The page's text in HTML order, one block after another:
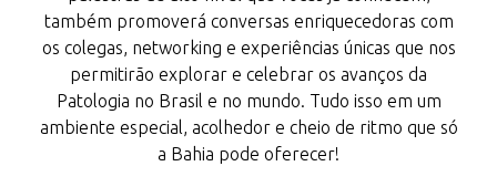
também promoverá conversas enriquecedoras com
os colegas, networking e experiências únicas que nos
permitirão explorar e celebrar os avanços da
Patologia no Brasil e no mundo. Tudo isso em um
ambiente especial, acolhedor e cheio de ritmo que só
a Bahia pode oferecer!